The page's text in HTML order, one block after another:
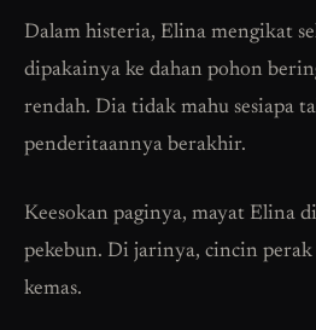
Dalam histeria, Elina mengikat
dipakainya ke dahan pohon
rendah. Dia tidak mahu sesiapa
penderitaannya berakhir.
Keesokan paginya, mayat Elina
pekebun. Di jarinya, cincin
kemas.